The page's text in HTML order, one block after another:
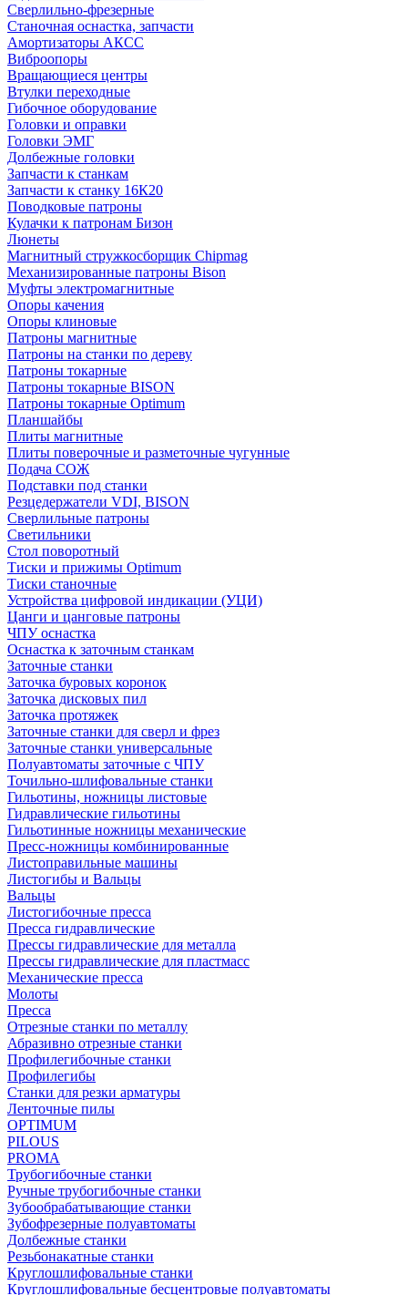
Сверлильно-фрезерные
Станочная оснастка, запчасти
Амортизаторы АКСС
Виброопоры
Вращающиеся центры
Втулки переходные
Гибочное оборудование
Головки и оправки
Головки ЭМГ
Долбежные головки
Запчасти к станкам
Запчасти к станку 16К20
Поводковые патроны
Кулачки к патронам Бизон
Люнеты
Магнитный стружкосборщик Chipmag
Механизированные патроны Bison
Муфты электромагнитные
Опоры качения
Опоры клиновые
Патроны магнитные
Патроны на станки по дереву
Патроны токарные
Патроны токарные BISON
Патроны токарные Optimum
Планшайбы
Плиты магнитные
Плиты поверочные и разметочные чугунные
Подача СОЖ
Подставки под станки
Резцедержатели VDI, BISON
Сверлильные патроны
Светильники
Стол поворотный
Тиски и прижимы Optimum
Тиски станочные
Устройства цифровой индикации (УЦИ)
Цанги и цанговые патроны
ЧПУ оснастка
Оснастка к заточным станкам
Заточные станки
Заточка буровых коронок
Заточка дисковых пил
Заточка протяжек
Заточные станки для сверл и фрез
Заточные станки универсальные
Полуавтоматы заточные с ЧПУ
Точильно-шлифовальные станки
Гильотины, ножницы листовые
Гидравлические гильотины
Гильотинные ножницы механические
Пресс-ножницы комбинированные
Листоправильные машины
Листогибы и Вальцы
Вальцы
Листогибочные пресса
Пресса гидравлические
Прессы гидравлические для металла
Прессы гидравлические для пластмасс
Механические пресса
Молоты
Пресса
Отрезные станки по металлу
Абразивно отрезные станки
Профилегибочные станки
Профилегибы
Станки для резки арматуры
Ленточные пилы
OPTIMUM
PILOUS
PROMA
Трубогибочные станки
Ручные трубогибочные станки
Зубообрабатывающие станки
Зубофрезерные полуавтоматы
Долбежные станки
Резьбонакатные станки
Круглошлифовальные станки
Круглошлифовальные бесцентровые полуавтоматы